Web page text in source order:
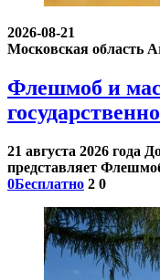
2026-08-21
Московская область
Флешмоб и
21 августа 2026 года
представляет
0Бесплатно 2 0